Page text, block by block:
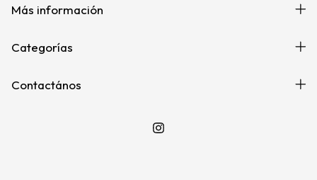
Más información
Categorías
Contactános